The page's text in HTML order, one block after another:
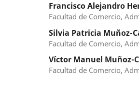
Francisco Alejandro
Facultad de Comercio,
Silvia Patricia Muñoz-
Facultad de Comercio,
Víctor Manuel Muñoz-
Facultad de Comercio,